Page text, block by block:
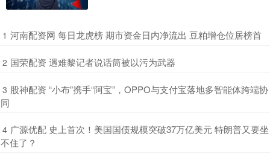
1 ​河南配资网 每日龙虎榜 期市资金日内净流出 豆粕增仓位居榜首
2 ​国荣配资 遇难黎记者说话筒被以污为武器
3 ​股神配资 “小布”携手“阿宝”，OPPO与支付宝落地多智能体跨端协
同
4 ​广源优配 史上首次！美国国债规模突破37万亿美元 特朗普又要坐
不住了？